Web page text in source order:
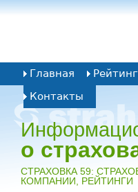
о
CТРАХОВКА 59:
КОМПАНИИ, РЕЙТИНГИ
Главная
Контакты